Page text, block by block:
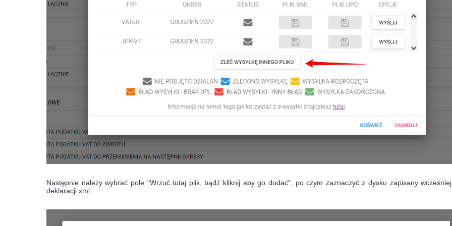
Następnie należy wybrać pole "Wrzuć tutaj plik, bądź kliknij aby go dodać", po czym zaznaczyć z dysku zapisany
deklaracji xml.